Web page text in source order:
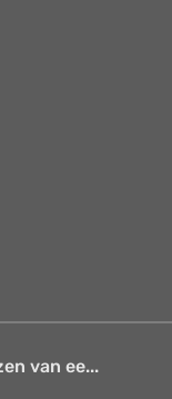
van ee...